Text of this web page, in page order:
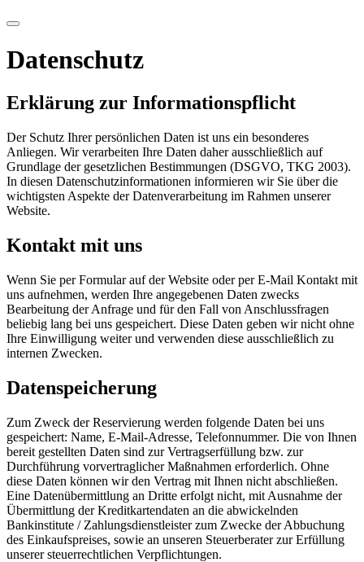
Datenschutz
Erklärung zur Informationspflicht
Der Schutz Ihrer persönlichen Daten ist uns ein besonderes
Anliegen. Wir verarbeiten Ihre Daten daher ausschließlich auf
Grundlage der gesetzlichen Bestimmungen (DSGVO, TKG 2003).
In diesen Datenschutzinformationen informieren wir Sie über die
wichtigsten Aspekte der Datenverarbeitung im Rahmen unserer
Website.
Kontakt mit uns
Wenn Sie per Formular auf der Website oder per E-Mail Kontakt mit
uns aufnehmen, werden Ihre angegebenen Daten zwecks
Bearbeitung der Anfrage und für den Fall von Anschlussfragen
beliebig lang bei uns gespeichert. Diese Daten geben wir nicht ohne
Ihre Einwilligung weiter und verwenden diese ausschließlich zu
internen Zwecken.
Datenspeicherung
Zum Zweck der Reservierung werden folgende Daten bei uns
gespeichert: Name, E-Mail-Adresse, Telefonnummer. Die von Ihnen
bereit gestellten Daten sind zur Vertragserfüllung bzw. zur
Durchführung vorvertraglicher Maßnahmen erforderlich. Ohne
diese Daten können wir den Vertrag mit Ihnen nicht abschließen.
Eine Datenübermittlung an Dritte erfolgt nicht, mit Ausnahme der
Übermittlung der Kreditkartendaten an die abwickelnden
Bankinstitute / Zahlungsdienstleister zum Zwecke der Abbuchung
des Einkaufspreises, sowie an unseren Steuerberater zur Erfüllung
unserer steuerrechtlichen Verpflichtungen.